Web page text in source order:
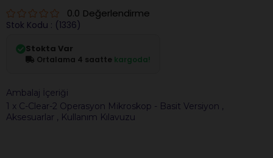
0.0 Değerlendirme
Stok Kodu (1336)
Stokta Var
Ortalama 4 saatte kargoda!
Ambalaj İçeriği
1 x C-Clear-2 Operasyon Mikroskop - Basit Versiyon ,
Aksesuarlar , Kullanım Kılavuzu